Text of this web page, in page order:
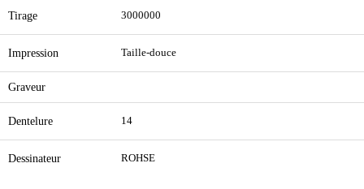
Tirage 3000000
Impression Taille-douce
Graveur
Dentelure 14
Dessinateur ROHSE